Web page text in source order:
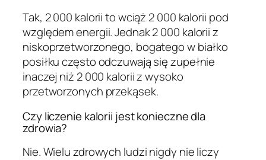
Tak, 2 000 kalorii to wciąż 2 000 kalorii pod
względem energii. Jednak 2 000 kalorii z
niskoprzetworzonego, bogatego w białko
posiłku często odczuwają się zupełnie
inaczej niż 2 000 kalorii z wysoko
przetworzonych przekąsek.
Czy liczenie kalorii jest konieczne dla
zdrowia?
Nie. Wielu zdrowych ludzi nigdy nie liczy